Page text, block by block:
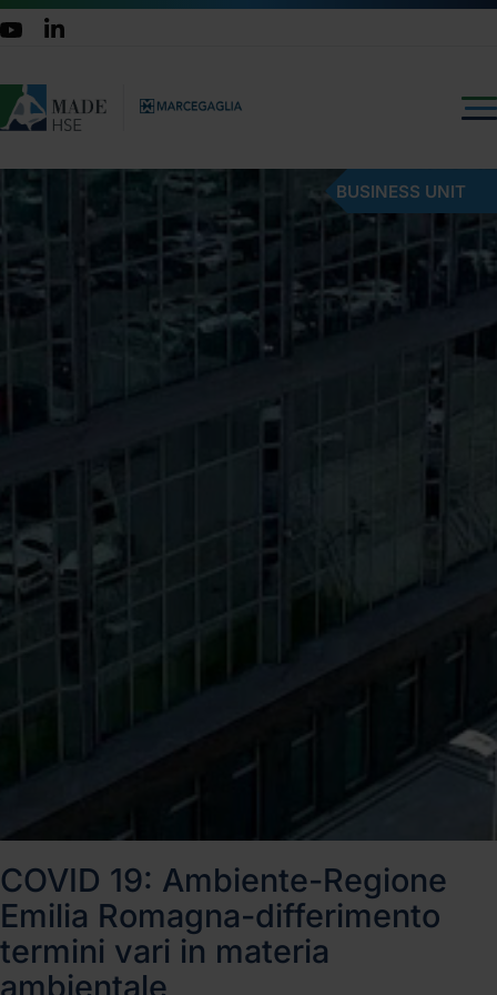
BUSINESS UNIT
COVID 19: Ambiente-Regione
Emilia Romagna-differimento
termini vari in materia
ambientale